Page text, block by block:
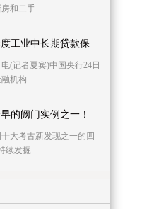
和二手
工业中长期贷款保
(记者夏宾)中国央行24日
机构
的阙门实例之一！
大考古新发现之一的四
续发掘